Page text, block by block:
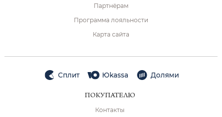
Партнёрам
Программа лояльности
Карта сайта
Сплит Юkassa Долями
ПОКУПАТЕЛЮ
Контакты